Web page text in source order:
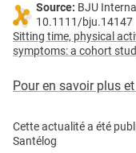
Source: BJU
10.1111/bju.14147
Sitting time, physical
symptoms: a cohort
Pour en savoir plus
Cette actualité a été
Santélog